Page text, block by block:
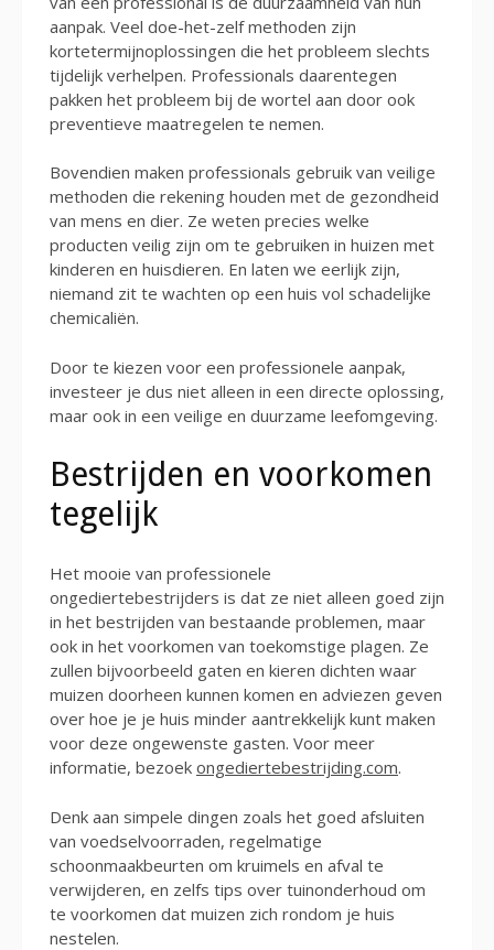
aanpak. Veel doe-het-zelf methoden zijn
kortetermijnoplossingen die het probleem slechts
tijdelijk verhelpen. Professionals daarentegen
pakken het probleem bij de wortel aan door ook
preventieve maatregelen te nemen.
Bovendien maken professionals gebruik van veilige
methoden die rekening houden met de gezondheid
van mens en dier. Ze weten precies welke
producten veilig zijn om te gebruiken in huizen met
kinderen en huisdieren. En laten we eerlijk zijn,
niemand zit te wachten op een huis vol schadelijke
chemicaliën.
Door te kiezen voor een professionele aanpak,
investeer je dus niet alleen in een directe oplossing,
maar ook in een veilige en duurzame leefomgeving.
Bestrijden en voorkomen
tegelijk
Het mooie van professionele
ongediertebestrijders is dat ze niet alleen goed zijn
in het bestrijden van bestaande problemen, maar
ook in het voorkomen van toekomstige plagen. Ze
zullen bijvoorbeeld gaten en kieren dichten waar
muizen doorheen kunnen komen en adviezen geven
over hoe je je huis minder aantrekkelijk kunt maken
voor deze ongewenste gasten. Voor meer
informatie, bezoek ongediertebestrijding.com.
Denk aan simpele dingen zoals het goed afsluiten
van voedselvoorraden, regelmatige
schoonmaakbeurten om kruimels en afval te
verwijderen, en zelfs tips over tuinonderhoud om
te voorkomen dat muizen zich rondom je huis
nestelen.